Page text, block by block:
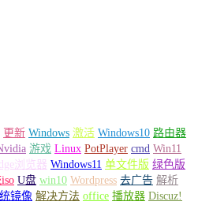
更新 Windows 激活 Windows10 路由器
游戏 Linux PotPlayer cmd Win11
浏览器 Windows11 单文件版 绿色版
U盘 win10 Wordpress 去广告 解析
镜像 解决方法 office 播放器 Discuz!